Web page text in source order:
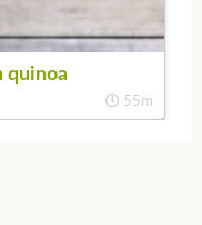
quinoa
55m